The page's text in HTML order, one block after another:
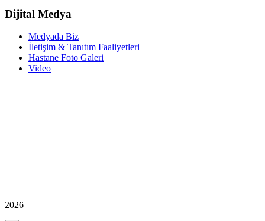
Dijital Medya
Medyada Biz
İletişim & Tanıtım Faaliyetleri
Hastane Foto Galeri
Video
2026